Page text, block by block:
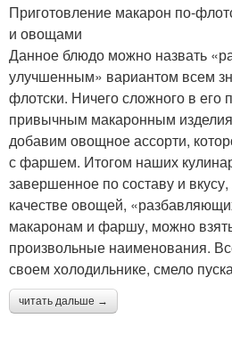
Приготовление макарон по-
и овощами
Данное блюдо можно назвать
улучшенным» вариантом всем
флотски. Ничего сложного в его
привычным макаронным
добавим овощное ассорти,
с фаршем. Итогом наших
завершенное по составу и
качестве овощей,
макаронам и фаршу, можно
произвольные наименования.
своем холодильнике, смело
читать дальше →